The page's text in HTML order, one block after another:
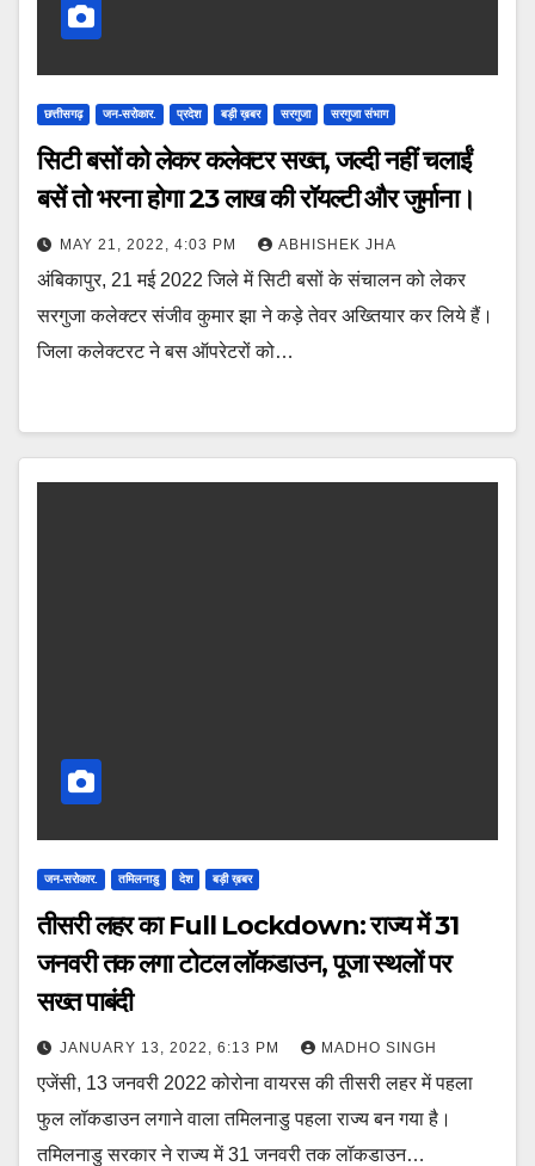
छत्तीसगढ़ जन-सरोकार. प्रदेश बड़ी ख़बर सरगुजा सरगुजा संभाग
सिटी बसों को लेकर कलेक्टर सख्त, जल्दी नहीं चलाईं
बसें तो भरना होगा 23 लाख की रॉयल्टी और जुर्माना।
MAY 21, 2022, 4:03 PM ABHISHEK JHA
अंबिकापुर, 21 मई 2022 जिले में सिटी बसों के संचालन को लेकर
सरगुजा कलेक्टर संजीव कुमार झा ने कड़े तेवर अख्तियार कर लिये हैं।
जिला कलेक्टरट ने बस ऑपरेटरों को…
जन-सरोकार. तमिलनाडु देश बड़ी ख़बर
तीसरी लहर का Full Lockdown: राज्य में 31
जनवरी तक लगा टोटल लॉकडाउन, पूजा स्थलों पर
सख्त पाबंदी
JANUARY 13, 2022, 6:13 PM MADHO SINGH
एजेंसी, 13 जनवरी 2022 कोरोना वायरस की तीसरी लहर में पहला
फुल लॉकडाउन लगाने वाला तमिलनाडु पहला राज्य बन गया है।
तमिलनाडु सरकार ने राज्य में 31 जनवरी तक लॉकडाउन…